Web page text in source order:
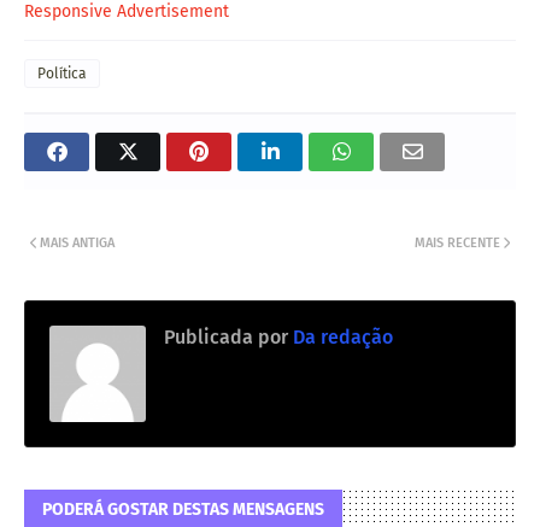
Responsive Advertisement
Política
MAIS RECENTE
MAIS ANTIGA
Publicada por Da redação
PODERÁ GOSTAR DESTAS MENSAGENS